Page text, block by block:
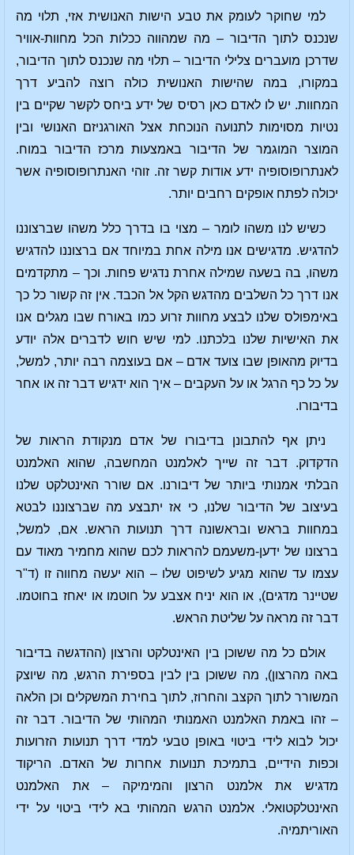
למי שחוקר לעומק את טבע הישות האנושית אזי, תלוי מה
שנכנס לתוך הדיבור – מה שמהווה ככלות הכל מחוות-אוויר
שדרכן מועברים צלילי הדיבור – תלוי מה שנכנס לתוך הדיבור,
במקורו, במה שהישות האנושית כולה רוצה להביע דרך
המחוות. יש לו לאדם כאן רסיס של ידע ביחס לקשר שקיים בין
נטיות מסוימות לתנועה הנוכחת אצל האורגניזם האנושי ובין
המוצר המוגמר של הדיבור באמצעות מרכז הדיבור במוח.
לאנתרופוסופיה ידע אודות קשר זה. זוהי האנתרופוסופיה אשר
יכולה לפתח אופקים רחבים יותר.
כשיש לנו משהו לומר – מצוי בו בדרך כלל משהו שברצוננו
להדגיש. מדגישים אנו מילה אחת במיוחד אם ברצוננו להדגיש
משהו, בה בשעה שמילה אחרת נדגיש פחות. וכך – מתקדמים
אנו דרך כל השלבים מהדגש הקל אל הכבד. אין זה קשור כל כך
באימפולס שלנו לבצע מחוות זרוע כמו באורח שבו מגלים אנו
את האישיות שלנו בלכתנו. למי שיש חוש לדברים אלה יודע
בדיוק מהאופן שבו צועד אדם – אם בעוצמה רבה יותר, למשל,
על כל כף הרגל או על העקבים – איך הוא ידגיש דבר זה או אחר
בדיבורו.
ניתן אף להתבונן בדיבורו של אדם מנקודת הראות של
הדקדוק. דבר זה שייך לאלמנט המחשבה, שהוא האלמנט
הבלתי אמנותי ביותר של דיבורנו. אם שורר האינטלקט שלנו
בעיצוב של הדיבור שלנו, כי אז יתבצע מה שברצוננו לבטא
במחוות בראש ובראשונה דרך תנועות הראש. אם, למשל,
ברצונו של ידען-משעמם להראות לכם שהוא מחמיר מאוד עם
עצמו עד שהוא מגיע לשיפוט שלו – הוא יעשה מחווה זו (ד"ר
שטיינר מדגים), או הוא יניח אצבע על חוטמו או יאחז בחוטמו.
דבר זה מראה על שליטת הראש.
אולם כל מה ששוכן בין האינטלקט והרצון (ההדגשה בדיבור
באה מהרצון), מה ששוכן בין לבין בספירת הרגש, מה שיוצק
המשורר לתוך הקצב והחרוז, לתוך בחירת המשקלים וכן הלאה
– זהו באמת האלמנט האמנותי המהותי של הדיבור. דבר זה
יכול לבוא לידי ביטוי באופן טבעי למדי דרך תנועות הזרועות
וכפות הידיים, בתמיכת תנועות אחרות של האדם. הריקוד
מדגיש את אלמנט הרצון והמימיקה – את האלמנט
האינטלקטואלי. אלמנט הרגש המהותי בא לידי ביטוי על ידי
האוריתמיה.